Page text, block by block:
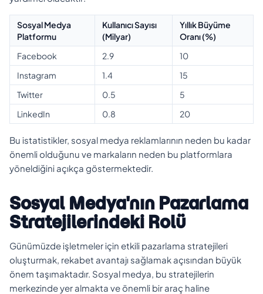
Sosyal Medya
Platformu
Kullanıcı Sayısı
(Milyar)
Yıllık Büyüme
Oranı (%)
Facebook
2.9
10
Instagram
1.4
15
Twitter
0.5
5
LinkedIn
0.8 20
Bu istatistikler, sosyal medya reklamlarının neden bu kadar
önemli olduğunu ve markaların neden bu platformlara
yöneldiğini açıkça göstermektedir.
Sosyal Medya'nın Pazarlama
Stratejilerindeki Rolü
Günümüzde işletmeler için etkili pazarlama stratejileri
oluşturmak, rekabet avantajı sağlamak açısından büyük
önem taşımaktadır. Sosyal medya, bu stratejilerin
merkezinde yer almakta ve önemli bir araç haline